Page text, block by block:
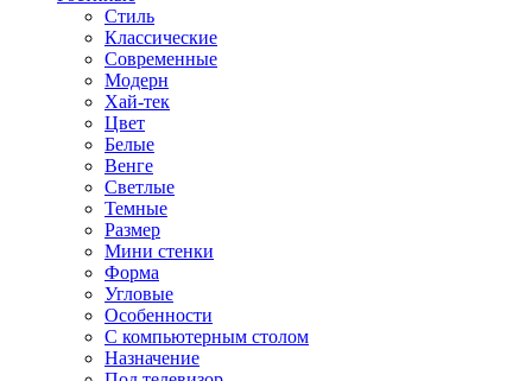
Стиль
Классические
Современные
Модерн
Хай-тек
Цвет
Белые
Венге
Светлые
Темные
Размер
Мини стенки
Форма
Угловые
Особенности
С компьютерным столом
Назначение